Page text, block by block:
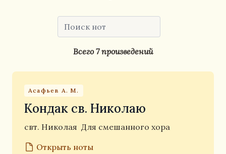
Всего 7 произведений
Асафьев А. М.
Кондак св. Николаю
свт. Николая Для смешанного хора
Открыть ноты